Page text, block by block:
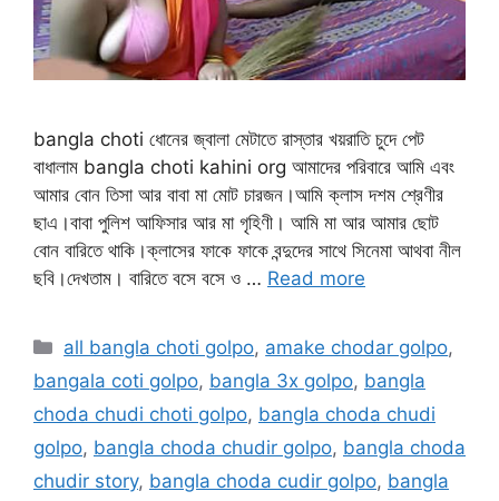
bangla choti ধোনের জ্বালা মেটাতে রাস্তার খয়রাতি চুদে পেট
বাধালাম bangla choti kahini org আমাদের পরিবারে আমি এবং
আমার বোন তিসা আর বাবা মা মোট চারজন।আমি ক্লাস দশম শ্রেণীর
ছাএ।বাবা পুলিশ আফিসার আর মা গৃহিণী। আমি মা আর আমার ছোট
বোন বারিতে থাকি।ক্লাসের ফাকে ফাকে বন্দুদের সাথে সিনেমা আথবা নীল
ছবি।দেখতাম। বারিতে বসে বসে ও … Read more
Categories
all bangla choti golpo, amake chodar golpo,
bangala coti golpo, bangla 3x golpo, bangla
choda chudi choti golpo, bangla choda chudi
golpo, bangla choda chudir golpo, bangla choda
chudir story, bangla choda cudir golpo, bangla